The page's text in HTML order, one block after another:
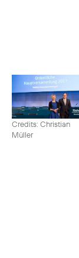
Credits: Christian
Müller